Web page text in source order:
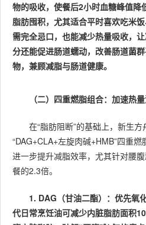
物的吸收，使餐后2小时血糖峰值降
脂肪囤积，尤其适合平时喜欢吃米
需完全忌口，也能减少热量吸收，
分还能促进肠道蠕动，改善肠道菌
物，兼顾减脂与肠道健康。
（二）四重燃脂组合：加速热
在“脂肪阻断”的基础上，新生
“DAG+CLA+左旋肉碱+HMB”四重燃
进一步提升减脂效率，尤其针对腰
餐的2.3倍。
1. DAG（甘油二酯）：优先氧
代日常烹饪油可减少内脏脂肪面积